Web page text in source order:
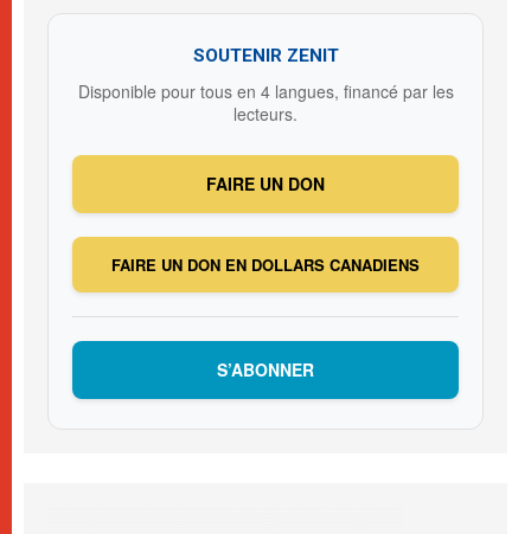
SOUTENIR ZENIT
Disponible pour tous en 4 langues, financé par les
lecteurs.
FAIRE UN DON
FAIRE UN DON EN DOLLARS CANADIENS
S’ABONNER